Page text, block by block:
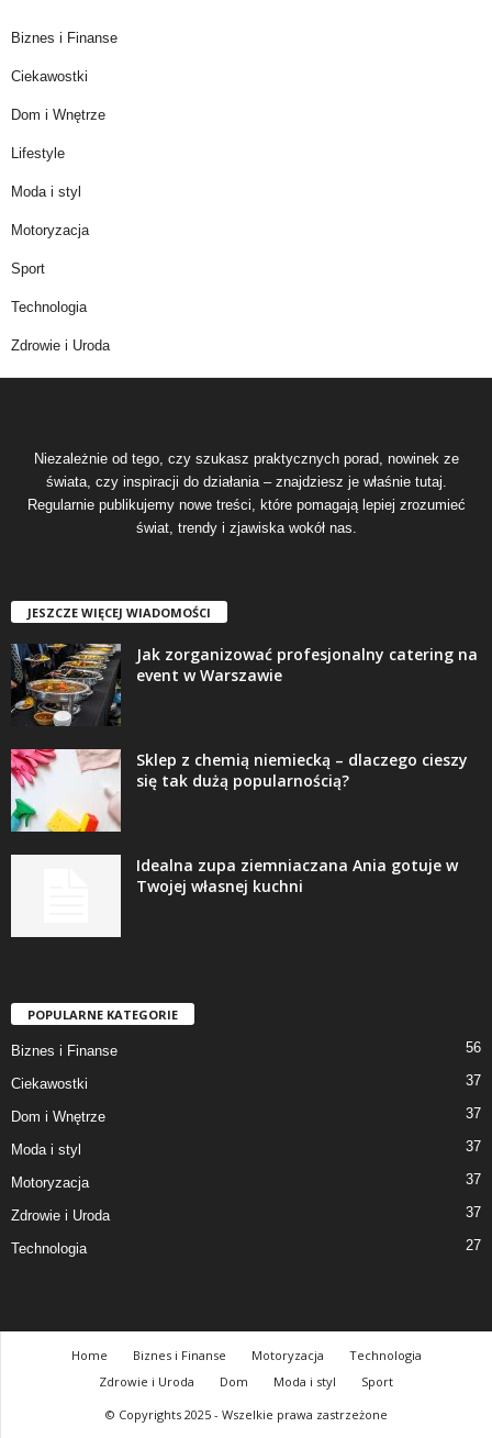
Biznes i Finanse
Ciekawostki
Dom i Wnętrze
Lifestyle
Moda i styl
Motoryzacja
Sport
Technologia
Zdrowie i Uroda
Niezależnie od tego, czy szukasz praktycznych porad, nowinek ze
świata, czy inspiracji do działania – znajdziesz je właśnie tutaj.
Regularnie publikujemy nowe treści, które pomagają lepiej zrozumieć
świat, trendy i zjawiska wokół nas.
JESZCZE WIĘCEJ WIADOMOŚCI
Jak zorganizować profesjonalny catering na
event w Warszawie
Sklep z chemią niemiecką – dlaczego cieszy
się tak dużą popularnością?
Idealna zupa ziemniaczana Ania gotuje w
Twojej własnej kuchni
POPULARNE KATEGORIE
Biznes i Finanse 56
Ciekawostki 37
Dom i Wnętrze 37
Moda i styl 37
Motoryzacja 37
Zdrowie i Uroda 37
Technologia 27
Home Biznes i Finanse Motoryzacja
Technologia
Zdrowie i Uroda
Dom Moda i styl
Sport
© Copyrights 2025 - Wszelkie prawa zastrzeżone